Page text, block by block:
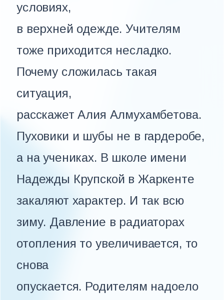
условиях,
в верхней одежде. Учителям
тоже приходится несладко.
Почему сложилась такая
ситуация,
расскажет Алия Алмухамбетова.
Пуховики и шубы не в гардеробе,
а на учениках. В школе имени
Надежды Крупской в Жаркенте
закаляют характер. И так всю
зиму. Давление в радиаторах
отопления то увеличивается, то
снова
опускается. Родителям надоело